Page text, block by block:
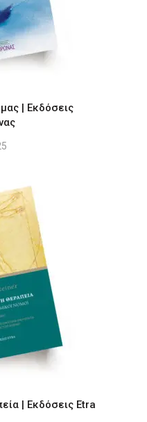
| Εκδόσεις
| Εκδόσεις Etra